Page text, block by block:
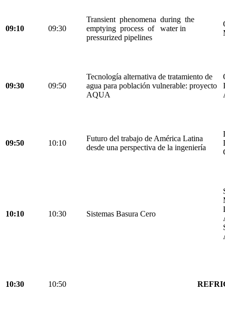
09:10 09:30
Transient phenomena during the
emptying process of water in
pressurized pipelines
09:30 09:50
Tecnología alternativa de tratamiento de
agua para población vulnerable: proyecto
AQUA
09:50 10:10
Futuro del trabajo de América Latina
desde una perspectiva de la ingeniería
10:10 10:30 Sistemas Basura Cero
10:30 10:50